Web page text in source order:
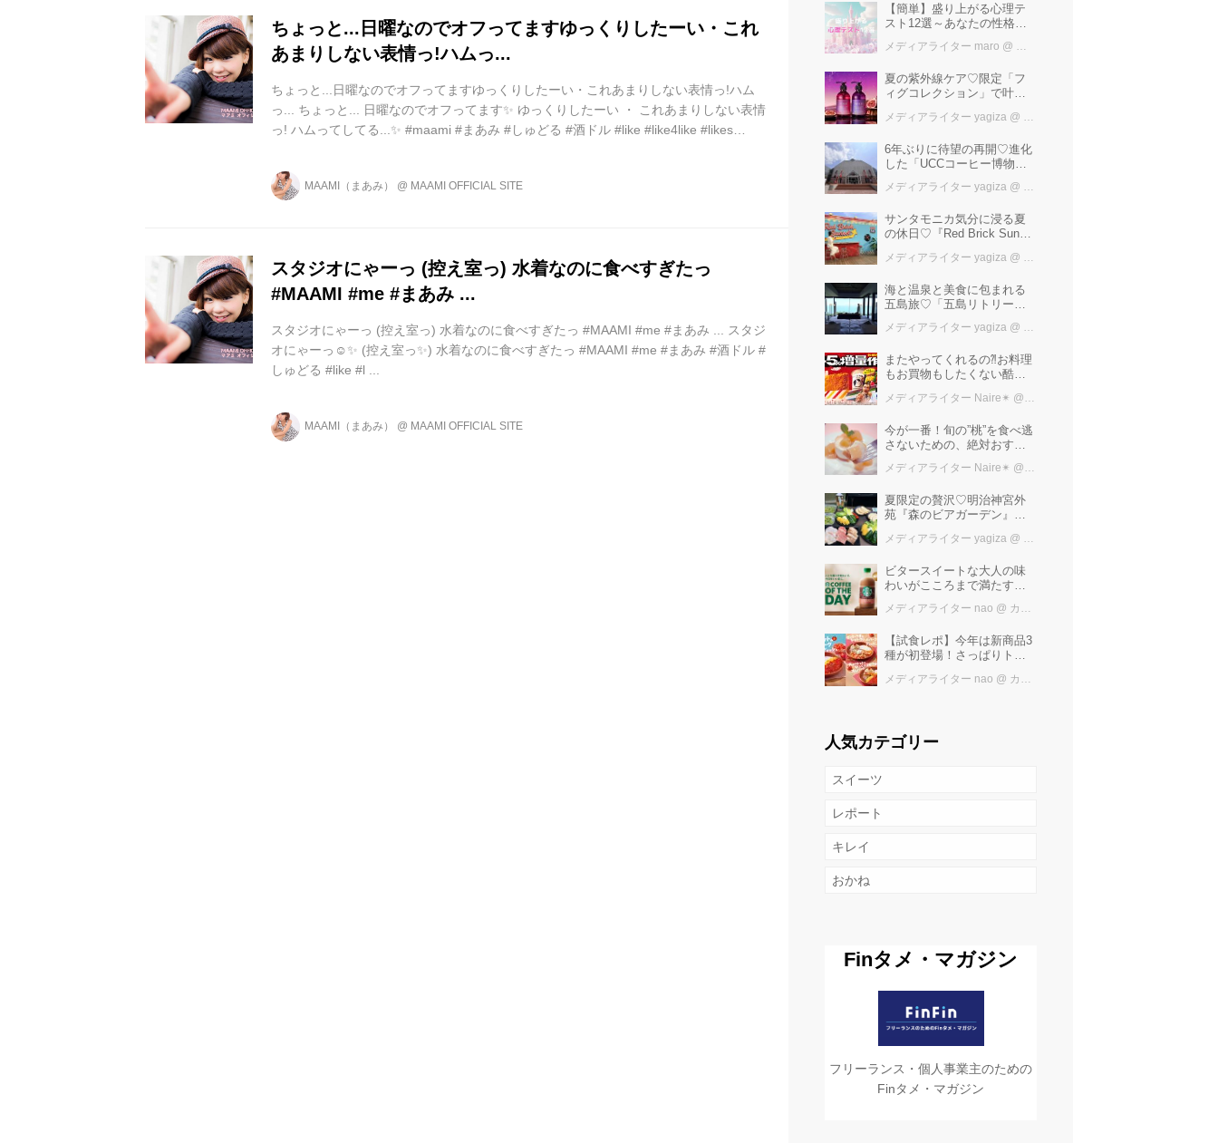
ちょっと...日曜なのでオフってますゆっくりしたーい・これ
あまりしない表情っ!ハムっ...
ちょっと...日曜なのでオフってますゆっくりしたーい・これあまりしない表情っ!ハム
っ... ちょっと... 日曜なのでオフってます✨ ゆっくりしたーい ・ これあまりしない表情
っ! ハムってしてる...✨ #maami #まあみ #しゅどる #酒ドル #like #like4like #likes
MAAMI（まあみ） @ MAAMI OFFICIAL SITE
スタジオにゃーっ️ (控え室っ) 水着なのに食べすぎたっ
#MAAMI #me #まあみ ...
スタジオにゃーっ️ (控え室っ) 水着なのに食べすぎたっ #MAAMI #me #まあみ ... スタジ
オにゃーっ☺️✨ (控え室っ✨) 水着なのに食べすぎたっ #MAAMI #me #まあみ #酒ドル #
しゅどる #like #l ...
MAAMI（まあみ） @ MAAMI OFFICIAL SITE
【簡単】盛り上がる心理テ
スト12選～あなたの性格を
メディアライター maro @ カワコレメディア編集部
夏の紫外線ケア♡限定「フ
ィグコレクション」で叶え
メディアライター yagiza @ カワコレメディア編集部
6年ぶりに待望の再開♡進化
した「UCCコーヒー博物
ーマパーク”！館内展示の全
メディアライター yagiza @ カワコレメディア編集部
サンタモニカ気分に浸る夏
の休日♡『Red Brick Sunset
レンガ倉庫】
メディアライター yagiza @ カワコレメディア編集部
海と温泉と美食に包まれる
五島旅♡「五島リトリート
極上ご褒美ステイ
メディアライター yagiza @ カワコレメディア編集部
またやってくれるの⁈お料理
もお買物もしたくない酷暑
けば増量中！！
メディアライター Naire✴︎ @ カワコレメディア編集部
今が一番！旬の”桃”を食べ逃
さないための、絶対おすす
メディアライター Naire✴︎ @ カワコレメディア編集部
夏限定の贅沢♡明治神宮外
苑『森のビアガーデン』で
め」を堪能しよう
メディアライター yagiza @ カワコレメディア編集部
ビタースイートな大人の味
わいがこころまで満たす
COFFEE OF THE DAY カフ
メディアライター nao @ カワコレメディア編集部
【試食レポ】今年は新商品3
種が初登場！さっぱりトマ
びっくりドンキーの「トマ
メディアライター nao @ カワコレメディア編集部
人気カテゴリー
スイーツ
レポート
キレイ
おかね
Finタメ・マガジン
フリーランス・個人事業主のための
Finタメ・マガジン